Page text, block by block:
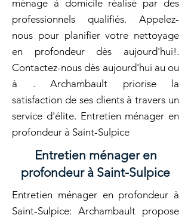
ménage à domicile réalisé par des
professionnels qualifiés. Appelez-
nous pour planifier votre nettoyage
en profondeur dès aujourd'hui!.
Contactez-nous dès aujourd'hui au ou
à . Archambault priorise la
satisfaction de ses clients à travers un
service d'élite. Entretien ménager en
profondeur à Saint-Sulpice
Entretien ménager en
profondeur à Saint-Sulpice
Entretien ménager en profondeur à
Saint-Sulpice: Archambault propose